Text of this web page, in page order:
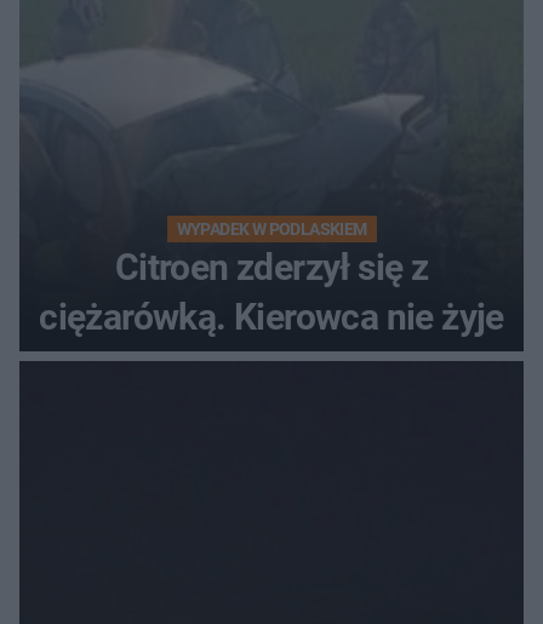
WYPADEK W PODLASKIEM
Citroen zderzył się z
ciężarówką. Kierowca nie żyje